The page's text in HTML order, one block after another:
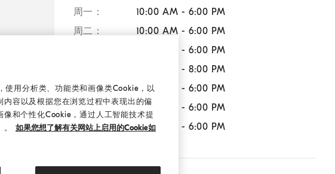
周一：
10:00 AM - 6:00 PM
周二：
10:00 AM - 6:00 PM
10:00 AM - 6:00 PM
10:00 AM - 8:00 PM
周五：
10:00 AM - 6:00 PM
周六：
10:00 AM - 6:00 PM
周日：
10:00 AM - 6:00 PM
使用分析类、功能类和画像类Cookie，以
容以及根据您在浏览过程中表现出的偏
和个性化Cookie，通过人工智能技术提
如果您想了解有关网站上启用的Cookie如